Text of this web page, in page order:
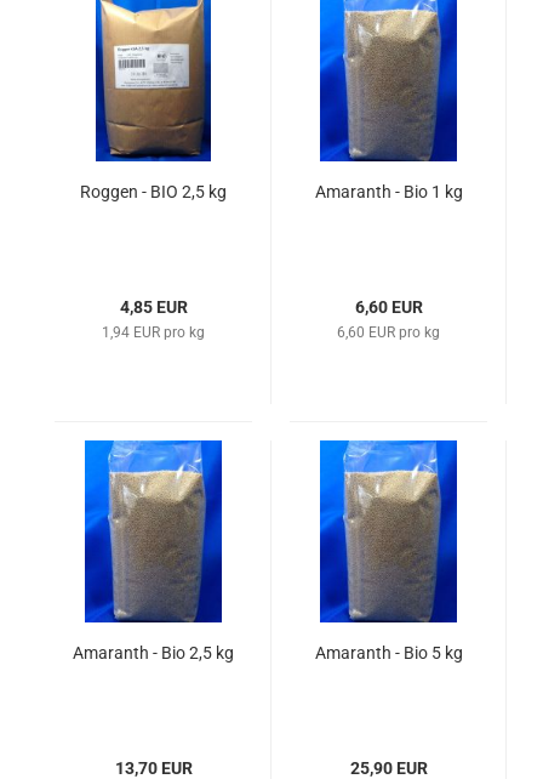
Roggen - BIO 2,5 kg
4,85 EUR
1,94 EUR pro kg
Amaranth - Bio 1 kg
6,60 EUR
6,60 EUR pro kg
Amaranth - Bio 2,5 kg
13,70 EUR
Amaranth - Bio 5 kg
25,90 EUR